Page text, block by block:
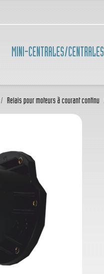
MINI-CENTRALES/CENTRALES
Relais pour moteurs à courant continu